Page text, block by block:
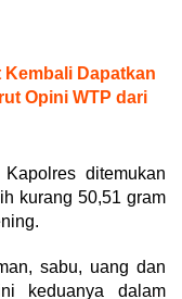
Kembali Dapatkan
Opini WTP dari
ditemukan
kurang 50,51 gram
sabu, uang dan
keduanya dalam